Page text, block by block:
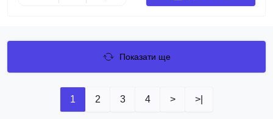
Показати ще
1 2 3 4 > >|